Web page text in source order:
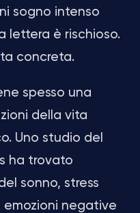
sogno intenso
lettera è rischioso.
concreta.
spesso una
della vita
Uno studio del
ha trovato
sonno, stress
negative